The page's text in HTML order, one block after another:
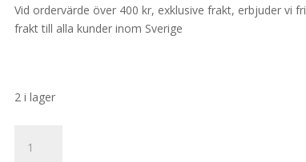
Vid ordervärde över 400 kr, exklusive frakt, erbjuder vi fri
frakt till alla kunder inom Sverige
2 i lager
Storlek: